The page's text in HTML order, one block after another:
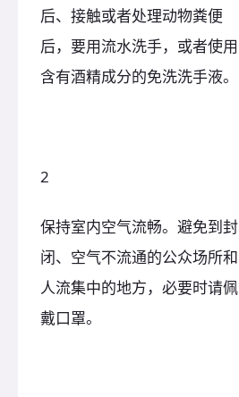
后、接触或者处理动物粪便
后，要用流水洗手，或者使用
含有酒精成分的免洗洗手液。
2
保持室内空气流畅。避免到封
闭、空气不流通的公众场所和
人流集中的地方，必要时请佩
戴口罩。